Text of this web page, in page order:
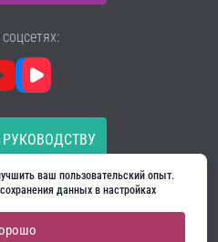
принадлежат компании
и межкомнатные двери
ваш пользовательский опыт.
данных в настройках